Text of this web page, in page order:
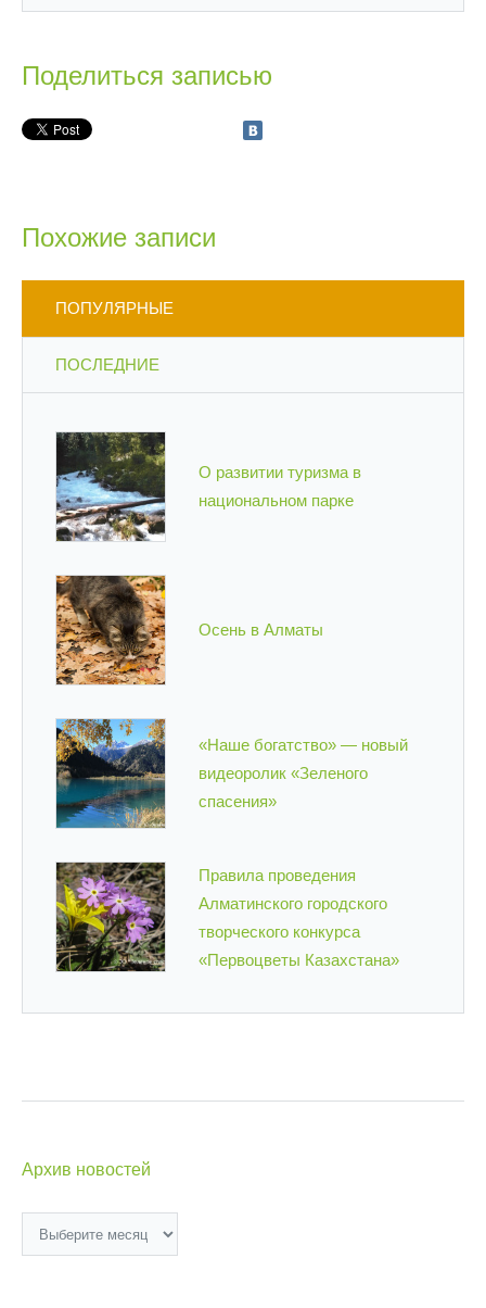
Поделиться записью
Похожие записи
ПОПУЛЯРНЫЕ
ПОСЛЕДНИЕ
О развитии туризма в
национальном парке
Осень в Алматы
«Наше богатство» — новый
видеоролик «Зеленого
спасения»
Правила проведения
Алматинского городского
творческого конкурса
«Первоцветы Казахстана»
Архив новостей
новостей